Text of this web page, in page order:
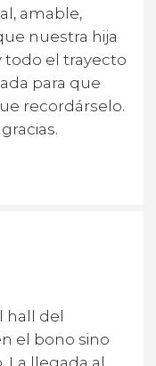
amable,
nuestra hija
todo el trayecto
para que
recordárselo.
hall del
el bono sino